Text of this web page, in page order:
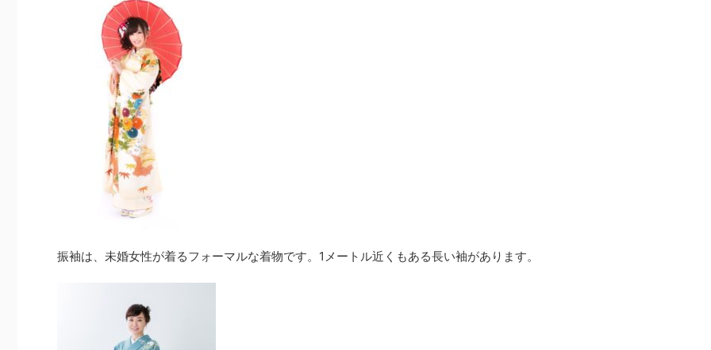
振袖は、未婚女性が着るフォーマルな着物です。1メートル近くもある長い袖があります。